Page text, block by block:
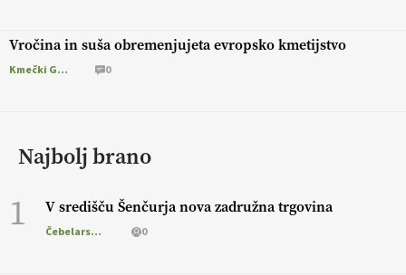
Vročina in suša obremenjujeta evropsko kmetijstvo
Kmečki Glas 0
Najbolj brano
1 V središču Šenčurja nova zadružna trgovina
Čebelarstvo 0